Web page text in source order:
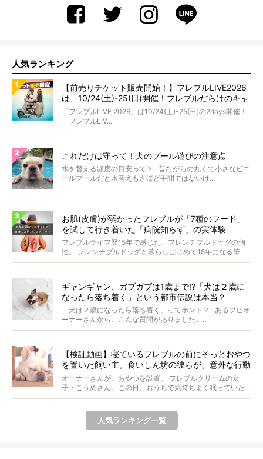
人気ランキング
【前売りチケット販売開始！】フレブルLIVE2026
は、10/24(土)-25(日)開催！フレブルだらけのキャ
ンプ・前夜祭・バスプランも新登場!?
「フレブルLIVE 2026」は10/24(土)-25(日)の2days開催！
「フレブルLIV...
これだけは守って！犬のプール遊びの注意点
水を替える頻度の目安って？ 昔ながらの丸くて小さなビニ
ールプールだと水替えもさほど手間ではないけ...
お肌(皮膚)が弱かったフレブルが「7種のフード」
を試して行き着いた「病院知らず」の実体験
フレブルライフ歴15年で感じた、フレンチブルドッグの個
性。 フレンチブルドッグと暮らしはじめて15年になる筆
者...
ギャンギャン、ガブガブは1歳まで!?「犬は２歳に
なったら落ち着く」という都市伝説は本当？
「犬は２歳になったら落ち着く」ってホント？ あるブヒオ
ーナーさんから、こんな質問がありました。...
【検証動画】寝ているフレブルの前にそっとおやつ
を置いた飼い主。食いしん坊の彼らが、意外な行動
に出た！
オーナーさんが、おやつを設置。 フレブルクリームの女
子・こうめさん。この日、おうちで気持ちよく眠っていた
ところ...
人気ランキング一覧